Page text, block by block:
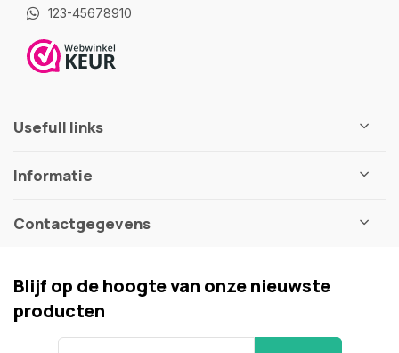
123-45678910
Usefull links
Informatie
Contactgegevens
Blijf op de hoogte van onze nieuwste
producten